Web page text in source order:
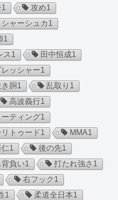
1 攻め1
シャーシュカ1
1
ス1 田中恒成1
レッシャー1
胴 1 乱取り 1
高波義行1
ーティング1
トゥード1 MMA1
1 後の先1
背負い1 打たれ強さ 1
右フック1
1 柔道全日本1